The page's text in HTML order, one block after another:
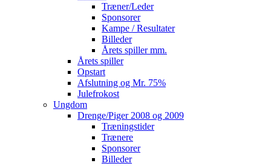
Træner/Leder
Sponsorer
Kampe / Resultater
Billeder
Årets spiller mm.
Årets spiller
Opstart
Afslutning og Mr. 75%
Julefrokost
Ungdom
Drenge/Piger 2008 og 2009
Træningstider
Trænere
Sponsorer
Billeder